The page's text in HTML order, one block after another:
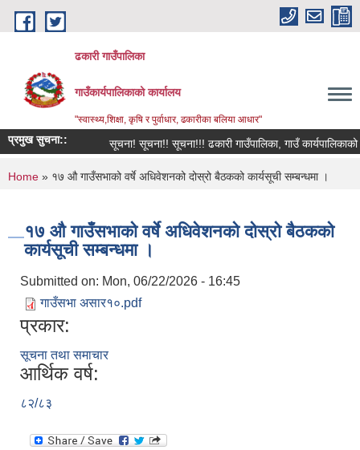
Skip to main content
ढकारी गाउँपालिका
गाउँकार्यपालिकाको कार्यालय
"स्वास्थ्य,शिक्षा, कृषि र पुर्वाधार, ढकारीका बलिया आधार"
प्रमुख सुचना:: सूचना! सूचना!! सूचना!!! ढकारी गाउँपालिका, गाउँ कार्यपालिकाको
You are here
Home » १७ औ गाउँसभाको वर्षे अधिवेशनको दोस्रो बैठकको कार्यसूची सम्बन्धमा ।
१७ औ गाउँसभाको वर्षे अधिवेशनको दोस्रो बैठकको
कार्यसूची सम्बन्धमा ।
Submitted on: Mon, 06/22/2026 - 16:45
गाउँसभा असार१०.pdf
प्रकार:
सूचना तथा समाचार
आर्थिक वर्ष:
८२/८३